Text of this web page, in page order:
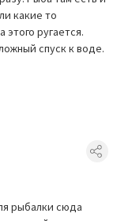
какие то
этого ругается.
спуск к воде.
рыбалки сюда